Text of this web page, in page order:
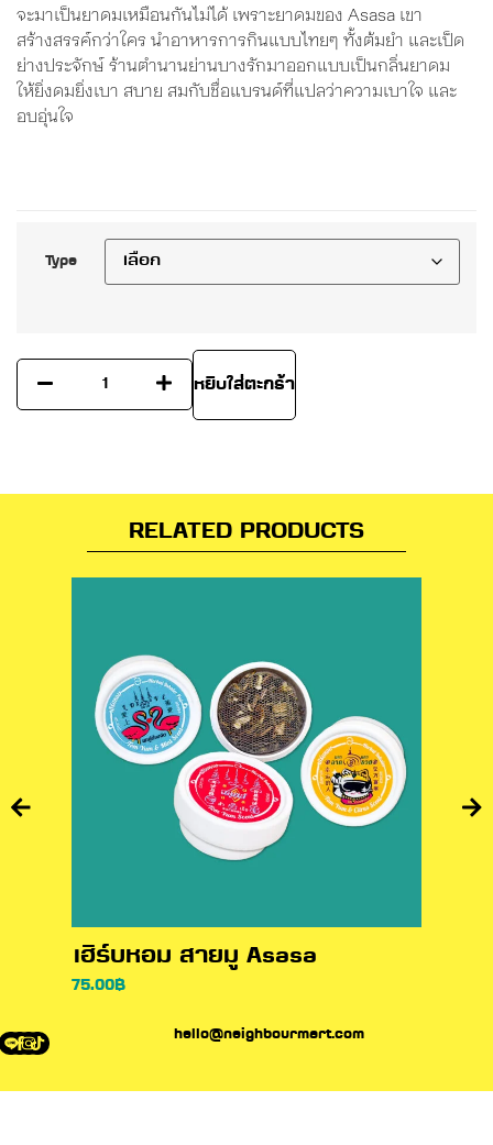
จะมาเป็นยาดมเหมือนกันไม่ได้ เพราะยาดมของ Asasa เขา
สร้างสรรค์กว่าใคร นำอาหารการกินแบบไทยๆ ทั้งต้มยำ และเป็ด
ย่างประจักษ์ ร้านตำนานย่านบางรักมาออกแบบเป็นกลิ่นยาดม
ให้ยิ่งดมยิ่งเบา สบาย สมกับชื่อแบรนด์ที่แปลว่าความเบาใจ และ
อบอุ่นใจ
Type
หยิบใส่ตะกร้า
RELATED PRODUCTS
เฮิร์บหอม สายมู Asasa
75.00฿
hello@neighbourmart.com